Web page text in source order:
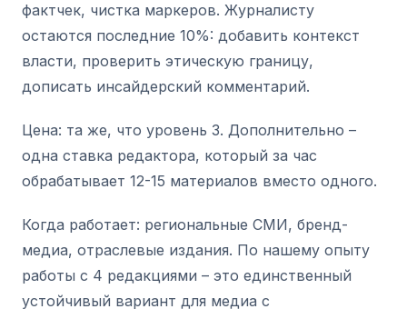
фактчек, чистка маркеров. Журналисту
остаются последние 10%: добавить контекст
власти, проверить этическую границу,
дописать инсайдерский комментарий.
Цена: та же, что уровень 3. Дополнительно –
одна ставка редактора, который за час
обрабатывает 12-15 материалов вместо одного.
Когда работает: региональные СМИ, бренд-
медиа, отраслевые издания. По нашему опыту
работы с 4 редакциями – это единственный
устойчивый вариант для медиа с